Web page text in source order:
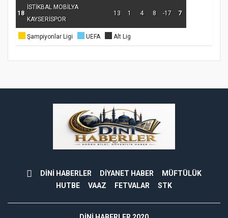
18
İSTİKBAL MOBİLYA
KAYSERİSPOR
13 1 4 8 -17 7
Şampiyonlar Ligi UEFA Alt Lig
DİNİ HABERLER DİYANET HABER
MÜFTÜLÜK
HUTBE
VAAZ FETVALAR STK